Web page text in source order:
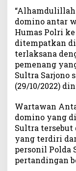
domino antar
Humas Polri
ditempatkan
terlaksana
pemenang
Sultra Sarjono
(29/10/2022)
Wartawan
domino yang
Sultra
yang terdiri
personil Polda
pertandingan